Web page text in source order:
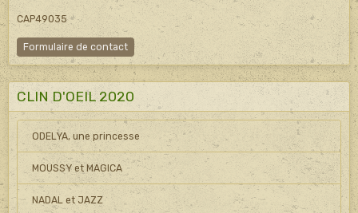
CAP49035
Formulaire de contact
CLIN D'OEIL 2020
ODELYA, une princesse
MOUSSY et MAGICA
NADAL et JAZZ